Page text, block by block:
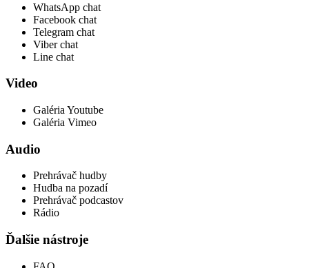
WhatsApp chat
Facebook chat
Telegram chat
Viber chat
Line chat
Video
Galéria Youtube
Galéria Vimeo
Audio
Prehrávač hudby
Hudba na pozadí
Prehrávač podcastov
Rádio
Ďalšie nástroje